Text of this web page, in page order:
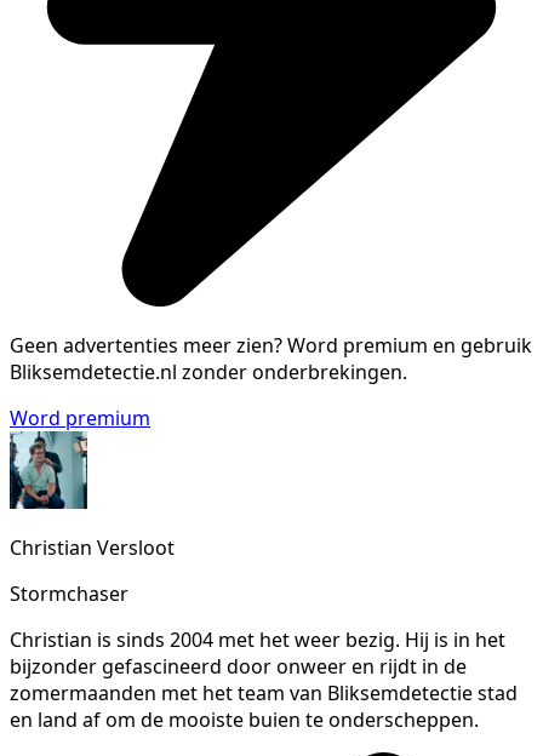
Geen advertenties meer zien?Word premium en gebruik
Bliksemdetectie.nl zonder onderbrekingen.
Word premium
Christian Versloot
Stormchaser
Christian is sinds 2004 met het weer bezig. Hij is in het
bijzonder gefascineerd door onweer en rijdt in de
zomermaanden met het team van Bliksemdetectie stad
en land af om de mooiste buien te onderscheppen.